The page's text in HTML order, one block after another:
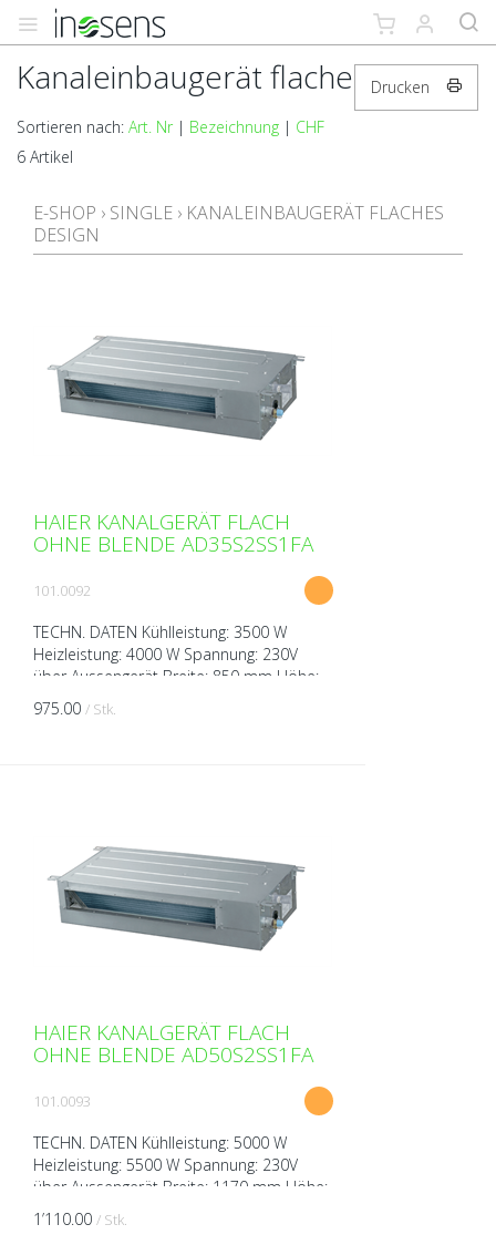
Kanaleinbaugerät flaches Design
Drucken
Sortieren nach: Art. Nr | Bezeichnung | CHF
6 Artikel
E-SHOP › SINGLE › KANALEINBAUGERÄT FLACHES
DESIGN
HAIER KANALGERÄT FLACH
OHNE BLENDE AD35S2SS1FA
101.0092
TECHN. DATEN Kühlleistung: 3500 W
Heizleistung: 4000 W Spannung: 230V
über Aussengerät Breite: 850 mm Höhe:
185 mm Tiefe: 420 mm Gewicht: 16 kg
Schalldruckpegel ( bei 1m ...
975.00 / Stk.
HAIER KANALGERÄT FLACH
OHNE BLENDE AD50S2SS1FA
101.0093
TECHN. DATEN Kühlleistung: 5000 W
Heizleistung: 5500 W Spannung: 230V
über Aussengerät Breite: 1170 mm Höhe:
185 mm Tiefe: 420 mm Gewicht: 22 kg
Schalldruckpegel ( bei 1m...
1’110.00 / Stk.